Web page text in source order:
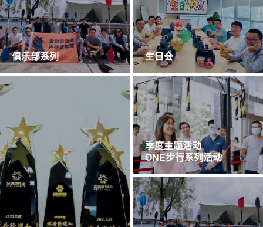
俱乐部系列 生日会
季度主题活动
ONE步行系列活动